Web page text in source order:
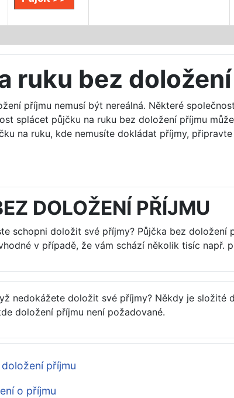
ruku bez
příjmu nemusí být nereálná. Některé
splácet půjčku na ruku bez doložení příjmu
na ruku, kde nemusíte dokládat příjmy,
OP bez doložení příjmu
DOLOŽENÍ PŘÍJMU
schopni doložit své příjmy? Půjčka bez
v případě, že vám schází několik tisíc
nedokážete doložit své příjmy? Někdy je
doložení příjmu není požadované.
příjmu
o příjmu